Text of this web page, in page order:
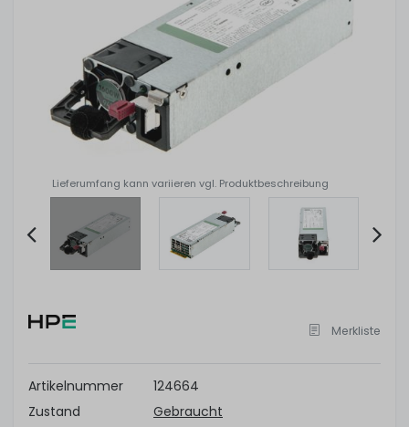
Lieferumfang kann variieren vgl. Produktbeschreibung
of
Merkliste
Artikelnummer
124664
Zustand
Gebraucht